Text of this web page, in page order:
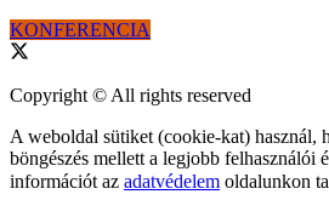
KONFERENCIA
Copyright © All rights reserved
A weboldal sütiket (cookie-kat) használ,
böngészés mellett a legjobb felhasználói
információt az adatvédelem oldalunkon